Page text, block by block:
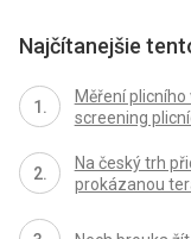
Najčítanejšie
Měření
screening
Na český trh
prokázanou